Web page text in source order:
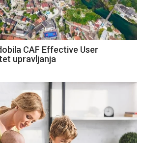
CAF Effective User
upravljanja